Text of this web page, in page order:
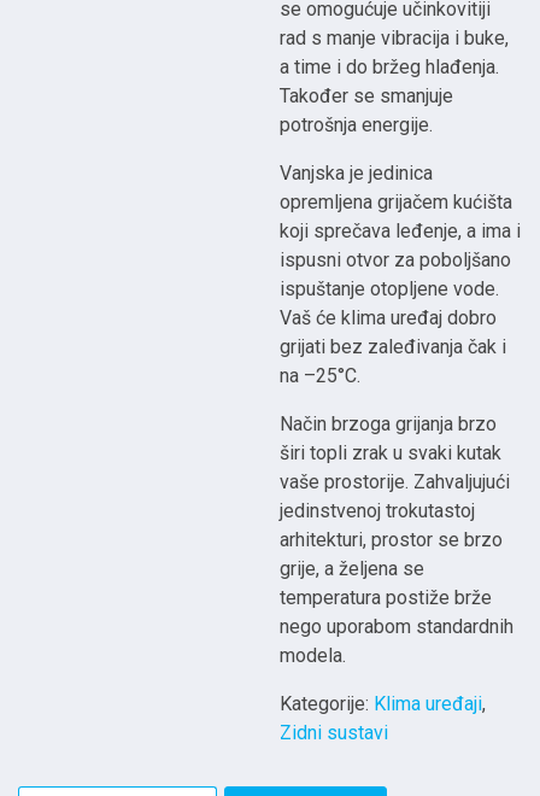
se omogućuje učinkovitiji
rad s manje vibracija i buke,
a time i do bržeg hlađenja.
Također se smanjuje
potrošnja energije.
Vanjska je jedinica
opremljena grijačem kućišta
koji sprečava leđenje, a ima i
ispusni otvor za poboljšano
ispuštanje otopljene vode.
Vaš će klima uređaj dobro
grijati bez zaleđivanja čak i
na –25°C.
Način brzoga grijanja brzo
širi topli zrak u svaki kutak
vaše prostorije. Zahvaljujući
jedinstvenoj trokutastoj
arhitekturi, prostor se brzo
grije, a željena se
temperatura postiže brže
nego uporabom standardnih
modela.
Kategorije: Klima uređaji,
Zidni sustavi